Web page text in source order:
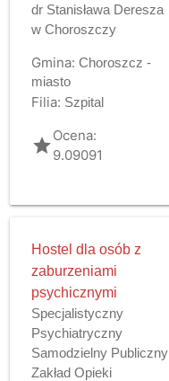
dr Stanisława Deresza
w Choroszczy
Gmina: Choroszcz -
miasto
Filia: Szpital
gradeOcena:
9.09091
Hostel dla osób z
zaburzeniami
psychicznymi
Specjalistyczny
Psychiatryczny
Samodzielny Publiczny
Zakład Opieki